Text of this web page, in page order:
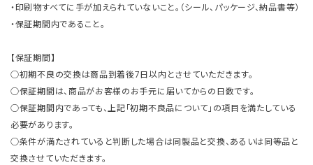
・印刷物すべてに手が加えられていないこと。（シール、パッケージ、納品書等）
・保証期間内であること。
【保証期間】
○初期不良の交換は商品到着後7日以内とさせていただきます。
○保証期間は、商品がお客様のお手元に届いてからの日数です。
○保証期間内であっても、上記「初期不良品について」の項目を満たしている
必要があります。
○条件が満たされていると判断した場合は同製品と交換、あるいは同等品と
交換させていただきます。